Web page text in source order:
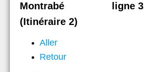
Montrabé ligne
(Itinéraire 2)
Aller
Retour